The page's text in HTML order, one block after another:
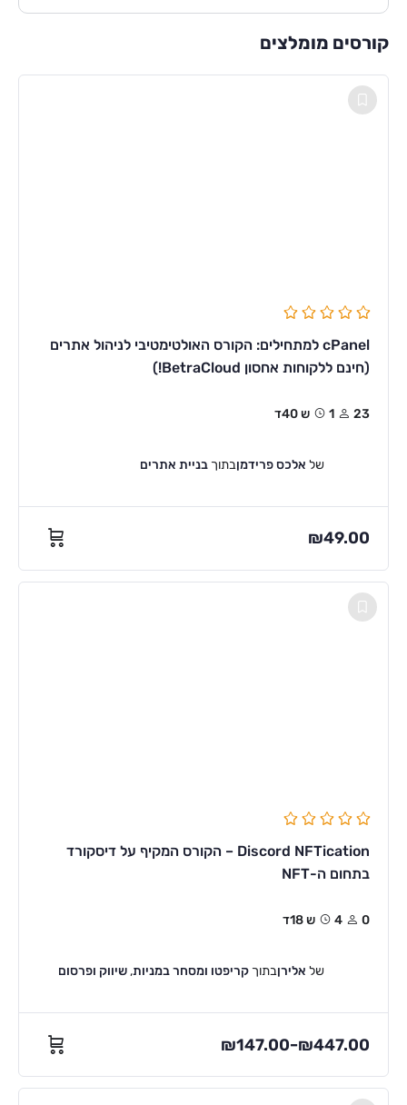
קורסים מומלצים
cPanel למתחילים: הקורס האולטימטיבי לניהול אתרים
(חינם ללקוחות אחסון BetraCloud!)
23 1ש 40ד
של אלכס פרידמןבתוך בניית אתרים
₪49.00
Discord NFTication – הקורס המקיף על דיסקורד
בתחום ה-NFT
0 4ש 18ד
של אלירןבתוך קריפטו ומסחר במניות, שיווק ופרסום
₪147.00–₪447.00